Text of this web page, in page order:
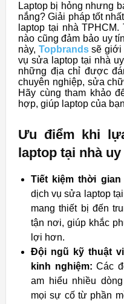
Laptop bị hỏng nhưng
nắng? Giải pháp tốt
laptop tại nhà
nào cũng đảm bảo uy
này, Topbrands sẽ giới
vụ sửa laptop tại nhà
những địa chỉ được
chuyên nghiệp, sửa
Hãy cùng tham khảo
hợp, giúp laptop của
Ưu điểm khi
laptop tại nhà
Tiết kiệm thời
dịch vụ sửa laptop
mang thiết bị đến
tận nơi, giúp khắc
lợi hơn.
Đội ngũ kỹ thuật
kinh nghiệm: Các
am hiểu nhiều
mọi sự cố từ phần